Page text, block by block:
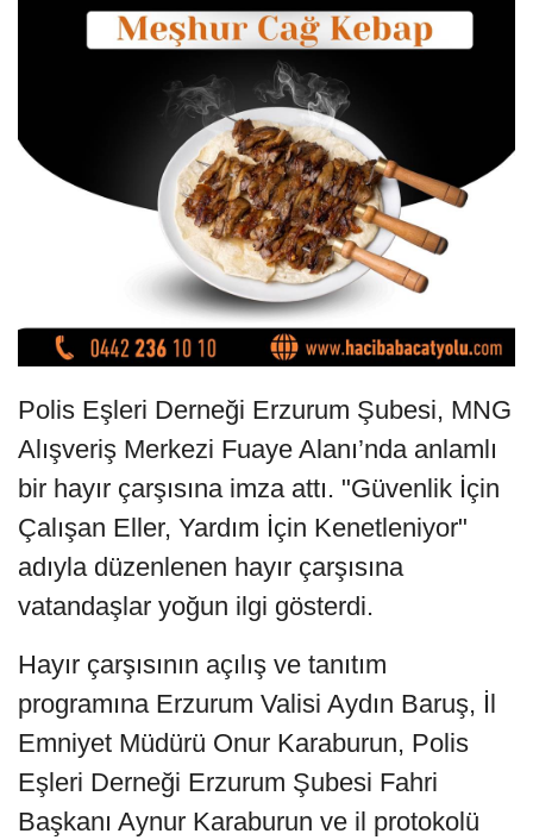
Polis Eşleri Derneği Erzurum Şubesi, MNG
Alışveriş Merkezi Fuaye Alanı’nda anlamlı
bir hayır çarşısına imza attı. "Güvenlik İçin
Çalışan Eller, Yardım İçin Kenetleniyor"
adıyla düzenlenen hayır çarşısına
vatandaşlar yoğun ilgi gösterdi.
Hayır çarşısının açılış ve tanıtım
programına Erzurum Valisi Aydın Baruş, İl
Emniyet Müdürü Onur Karaburun, Polis
Eşleri Derneği Erzurum Şubesi Fahri
Başkanı Aynur Karaburun ve il protokolü